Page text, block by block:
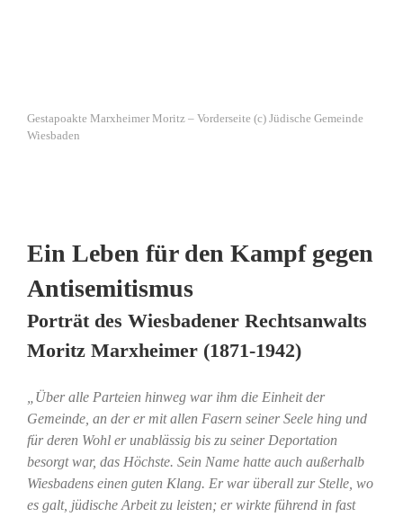
Gestapoakte Marxheimer Moritz – Vorderseite (c) Jüdische Gemeinde
Wiesbaden
Ein Leben für den Kampf gegen
Antisemitismus
Porträt des Wiesbadener Rechtsanwalts
Moritz Marxheimer (1871-1942)
„Über alle Parteien hinweg war ihm die Einheit der
Gemeinde, an der er mit allen Fasern seiner Seele hing und
für deren Wohl er unablässig bis zu seiner Deportation
besorgt war, das Höchste. Sein Name hatte auch außerhalb
Wiesbadens einen guten Klang. Er war überall zur Stelle, wo
es galt, jüdische Arbeit zu leisten; er wirkte führend in fast